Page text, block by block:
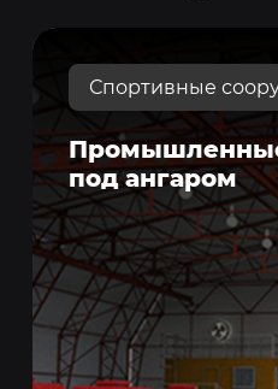
Спортивные
под ангаром